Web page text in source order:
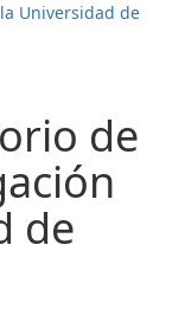
Universidad de
de
de